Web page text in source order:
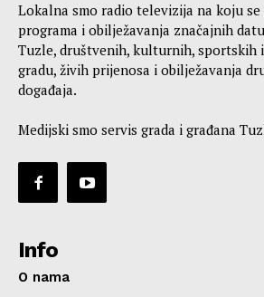
Lokalna smo radio televizija na koju
programa i obilježavanja značajnih
Tuzle, društvenih, kulturnih, sportskih
gradu, živih prijenosa i obilježavanja
događaja.
Medijski smo servis grada i građana
Info
O nama